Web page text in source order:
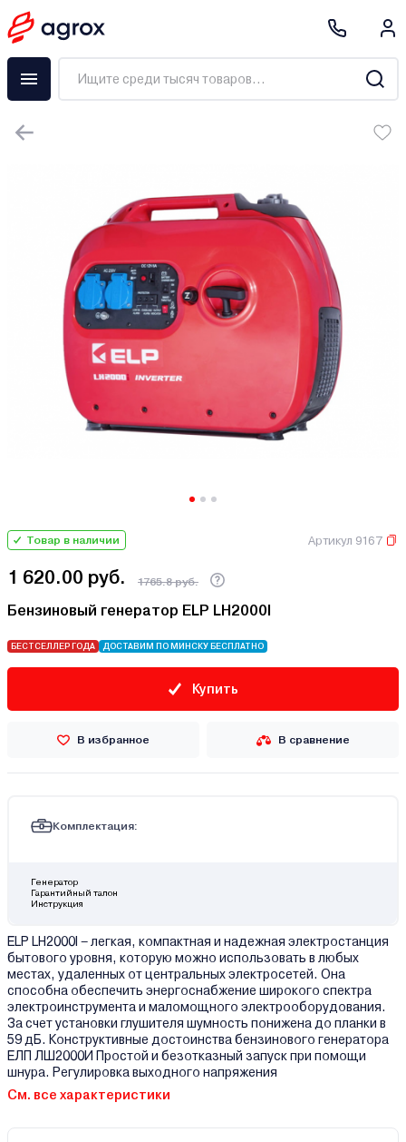
Товар в наличии Артикул 9167
1 620.00 руб. 1765.8 руб.
Бензиновый генератор ELP LH2000I
БЕСТСЕЛЛЕР ГОДА ДОСТАВИМ ПО МИНСКУ БЕСПЛАТНО
Купить
В избранное В сравнение
Комплектация:
Генератор
Гарантийный талон
Инструкция
ELP LH2000I – легкая, компактная и надежная электростанция
бытового уровня, которую можно использовать в любых
местах, удаленных от центральных электросетей. Она
способна обеспечить энергоснабжение широкого спектра
электроинструмента и маломощного электрооборудования.
За счет установки глушителя шумность понижена до планки в
59 дБ. Конструктивные достоинства бензинового генератора
ЕЛП ЛШ2000И Простой и безотказный запуск при помощи
шнура. Регулировка выходного напряжения
См. все характеристики